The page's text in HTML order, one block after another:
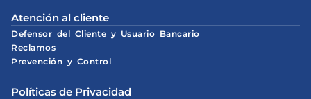
Atención al cliente
Defensor del Cliente y Usuario Bancario
Reclamos
Prevención y Control
Políticas de Privacidad